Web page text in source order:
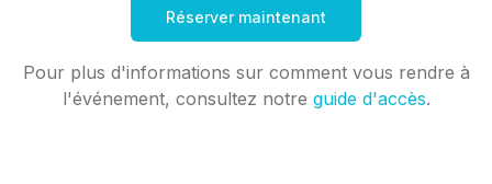
Réserver maintenant
Pour plus d'informations sur comment vous rendre à
l'événement, consultez notre guide d'accès.